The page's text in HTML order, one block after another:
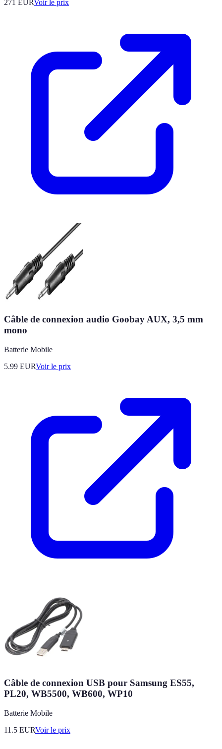
271 EURVoir le prix
Câble de connexion audio Goobay AUX, 3,5 mm
mono
Batterie Mobile
5.99 EURVoir le prix
Câble de connexion USB pour Samsung ES55,
PL20, WB5500, WB600, WP10
Batterie Mobile
11.5 EURVoir le prix